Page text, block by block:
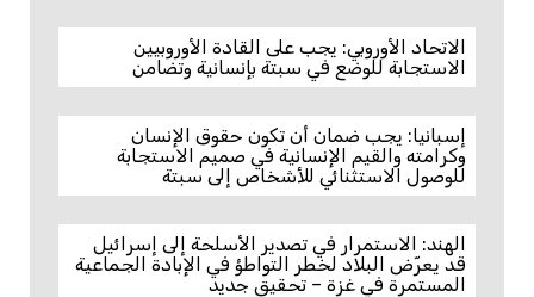
الاتحاد الأوروبي: يجب على القادة الأوروبيين
الاستجابة للوضع في سبتة بإنسانية وتضامن
إسبانيا: يجب ضمان أن تكون حقوق الإنسان
وكرامته والقيم الإنسانية في صميم الاستجابة
للوصول الاستثنائي للأشخاص إلى سبتة
الهند: الاستمرار في تصدير الأسلحة إلى إسرائيل
قد يعرّض البلاد لخطر التواطؤ في الإبادة الجماعية
المستمرة في غزة – تحقيق جديد